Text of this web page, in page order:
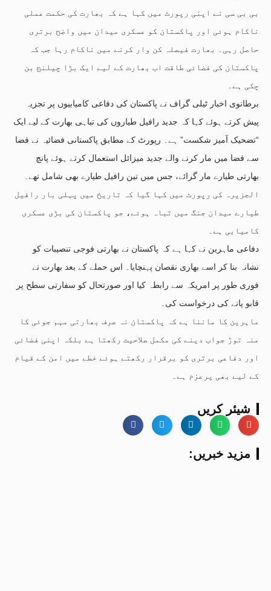
بی بی سی نے اپنی رپورٹ میں کہا ہے کہ بھارت کی حکمت عملی
ناکام ہوئی اور پاکستان کو عسکری میدان میں واضح برتری
حاصل رہی۔ بھارت فیصلہ کن وار کرنے میں ناکام رہا جب کہ
پاکستان کی فضائی طاقت اب بھارت کے لیے ایک بڑا چیلنج بن
چکی ہے۔
برطانوی اخبار ٹیلی گراف نے پاکستان کی دفاعی کامیابیوں پر تجزیہ
پیش کرتے ہوئے کہا کہ جدید رافیل طیاروں کی تباہی بھارت کے لیے ایک
“تضحیک آمیز شکست” ہے۔ رپورٹ کے مطابق پاکستانی فضائیہ نے فضا
سے فضا میں مار کرنے والے جدید میزائل استعمال کرتے ہوئے پانچ
بھارتی طیارے مار گرائے، جس میں تین رافیل طیارے بھی شامل تھے۔
الجزیرہ کی رپورٹ میں کہا گیا کہ تاریخ میں پہلی بار رافیل
طیارے میدان جنگ میں تباہ ہوئے، جو پاکستان کی بڑی عسکری
کامیابی ہے۔
دفاعی ماہرین نے کہا ہے کہ پاکستان نے بھارتی فوجی تنصیبات کو
نشانہ بنا کر اسے بھاری نقصان پہنچایا۔ اس حملے کے بعد بھارت نے
فوری طور پر امریکہ سے رابطہ کیا اور صورتحال کو سفارتی سطح پر
قابو پانے کی درخواست کی۔
ماہرین کا ماننا ہے کہ پاکستان نہ صرف بھارتی مہم جوئی کا
منہ توڑ جواب دینے کی مکمل صلاحیت رکھتا ہے بلکہ اپنی فضائی
اور دفاعی برتری کو برقرار رکھتے ہوئے خطے میں امن کے قیام
کے لیے بھی پرعزم ہے۔
شیئر کریں
:مزید خبریں